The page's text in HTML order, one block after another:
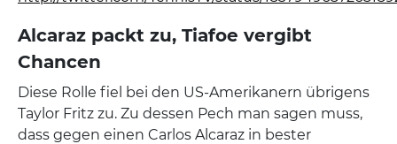
Alcaraz packt zu, Tiafoe vergibt
Chancen
Diese Rolle fiel bei den US-Amerikanern übrigens
Taylor Fritz zu. Zu dessen Pech man sagen muss,
dass gegen einen Carlos Alcaraz in bester